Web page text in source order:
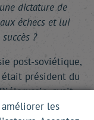
dictature de
échecs et lui
?
post-soviétique,
président du
avait
Début
les